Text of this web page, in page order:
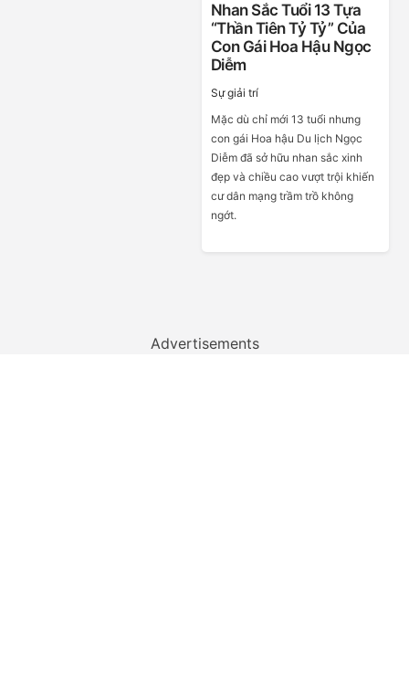
Nhan Sắc Tuổi 13 Tựa
“thần Tiên Tỷ Tỷ” Của
Con Gái Hoa Hậu Ngọc
Diễm
Sự giải trí
Mặc dù chỉ mới 13 tuổi nhưng
con gái Hoa hậu Du lịch Ngọc
Diễm đã sở hữu nhan sắc xinh
đẹp và chiều cao vượt trội khiến
cư dân mạng trầm trồ không
ngớt.
Advertisements